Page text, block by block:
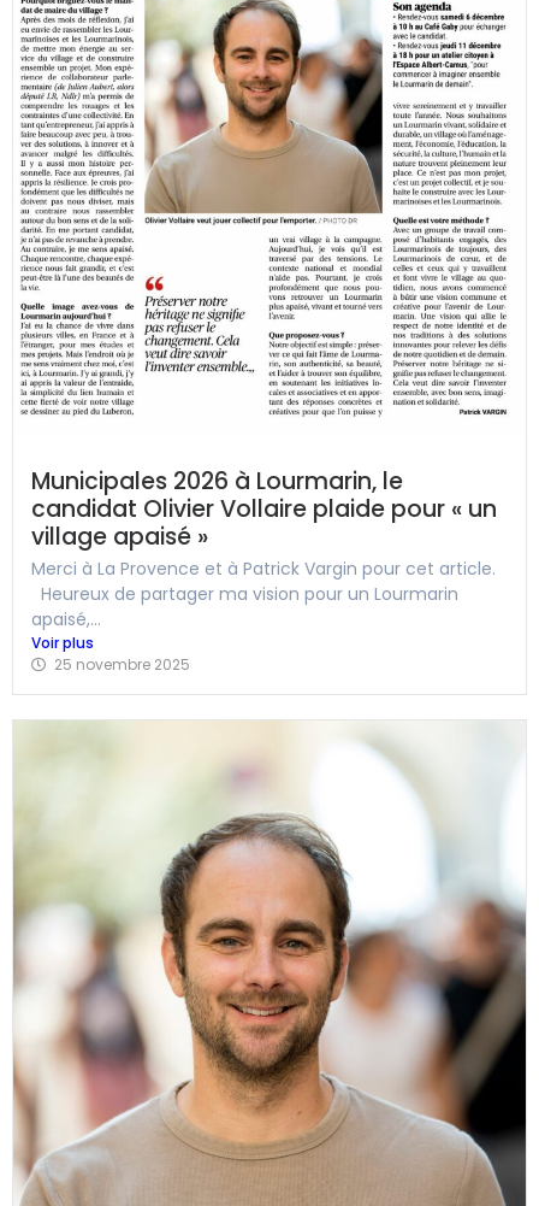
Municipales 2026 à Lourmarin, le
candidat Olivier Vollaire plaide pour « un
village apaisé »
Merci à La Provence et à Patrick Vargin pour cet article.
Heureux de partager ma vision pour un Lourmarin
apaisé,...
Voir plus
25 novembre 2025